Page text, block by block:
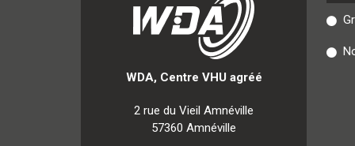
WDA, Centre VHU agréé
2 rue du Vieil Amnéville
57360 Amnéville